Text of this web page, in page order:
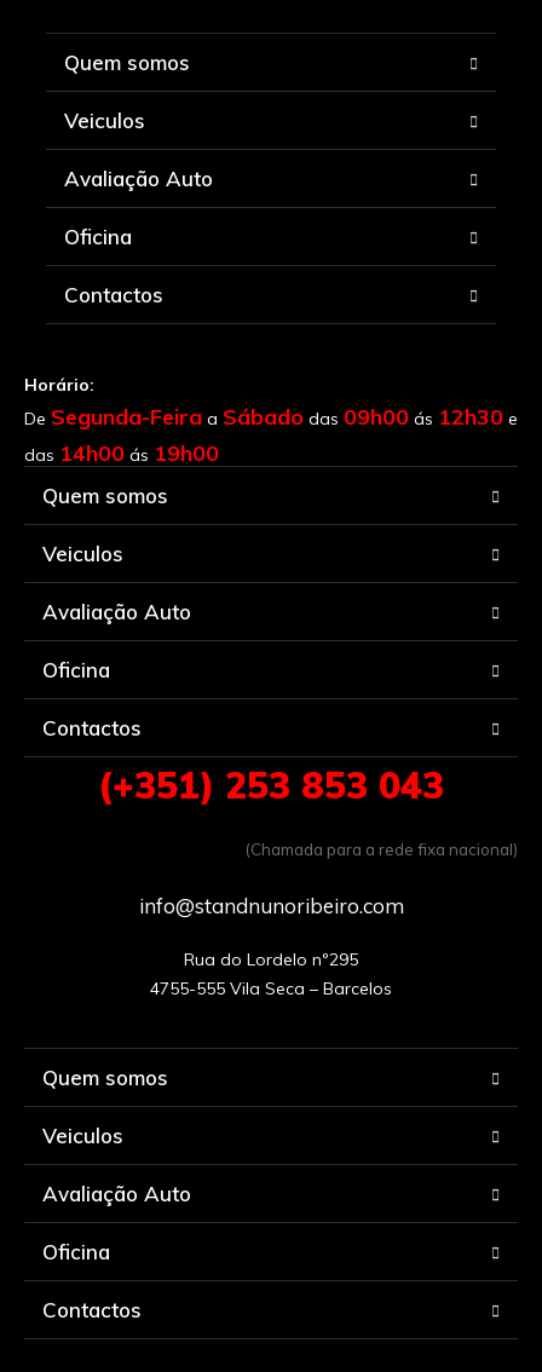
Quem somos
Veiculos
Avaliação Auto
Oficina
Contactos
Horário:
De Segunda-Feira a Sábado das 09h00 ás 12h30 e
das 14h00 ás 19h00
Quem somos
Veiculos
Avaliação Auto
Oficina
Contactos
(+351) 253 853 043
(Chamada para a rede fixa nacional)
info@standnunoribeiro.com
Rua do Lordelo nº295
Quem somos
Veiculos
Avaliação Auto
Oficina
Contactos